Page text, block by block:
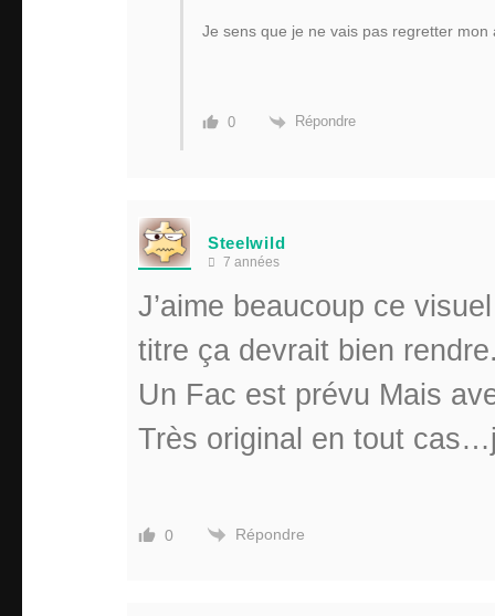
Je sens que je ne vais pas regretter
0 Répondre
Steelwild
7 années
J’aime beaucoup ce
titre ça devrait bien
Un Fac est prévu Mais
Très original en tout
0 Répondre